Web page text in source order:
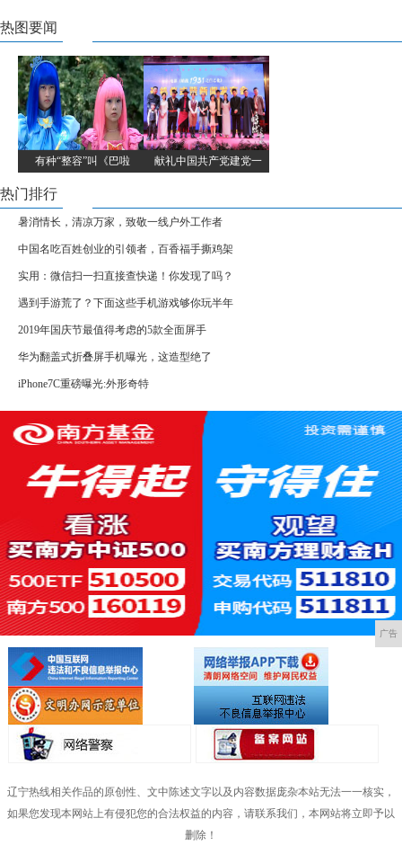
热图要闻
有种“整容”叫《巴啦 献礼中国共产党建党一
热门排行
暑消情长，清凉万家，致敬一线户外工作者
中国名吃百姓创业的引领者，百香福手撕鸡架
实用：微信扫一扫直接查快递！你发现了吗？
遇到手游荒了？下面这些手机游戏够你玩半年
2019年国庆节最值得考虑的5款全面屏手
华为翻盖式折叠屏手机曝光，这造型绝了
iPhone7C重磅曝光:外形奇特
广告
辽宁热线相关作品的原创性、文中陈述文字以及内容数据庞杂本站无法一一核实，
如果您发现本网站上有侵犯您的合法权益的内容，请联系我们，本网站将立即予以
删除！